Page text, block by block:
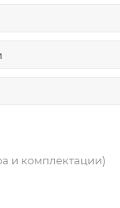
и комплектации)